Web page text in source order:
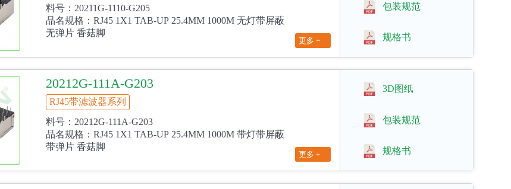
料号：20211G-1110-G205
品名规格：RJ45 1X1 TAB-UP 25.4MM 1000M 无灯带屏蔽
无弹片 香菇脚
更多 +
包装规范
规格书
20212G-111A-G203
RJ45带滤波器系列
料号：20212G-111A-G203
品名规格：RJ45 1X1 TAB-UP 25.4MM 1000M 带灯带屏蔽
带弹片 香菇脚
更多 +
3D图纸
包装规范
规格书